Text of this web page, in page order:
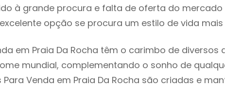
à grande procura e falta de oferta do mercado
opção se procura um estilo de vida mais
em Praia Da Rocha têm o carimbo de diversos
mundial, complementando o sonho de
Para Venda em Praia Da Rocha são criadas e